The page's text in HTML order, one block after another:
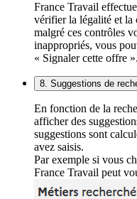
France Travail
vérifier la légalité et la
malgré ces contrôles
inappropriés, vous
« Signaler cette offre ».
8. Suggestions de
En fonction de la
afficher des
suggestions sont
avez saisis.
Par exemple si vous
France Travail peut